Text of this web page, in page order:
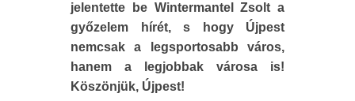
jelentette be Wintermantel Zsolt a
győzelem hírét, s hogy Újpest
nemcsak a legsportosabb város,
hanem a legjobbak városa is!
Köszönjük, Újpest!